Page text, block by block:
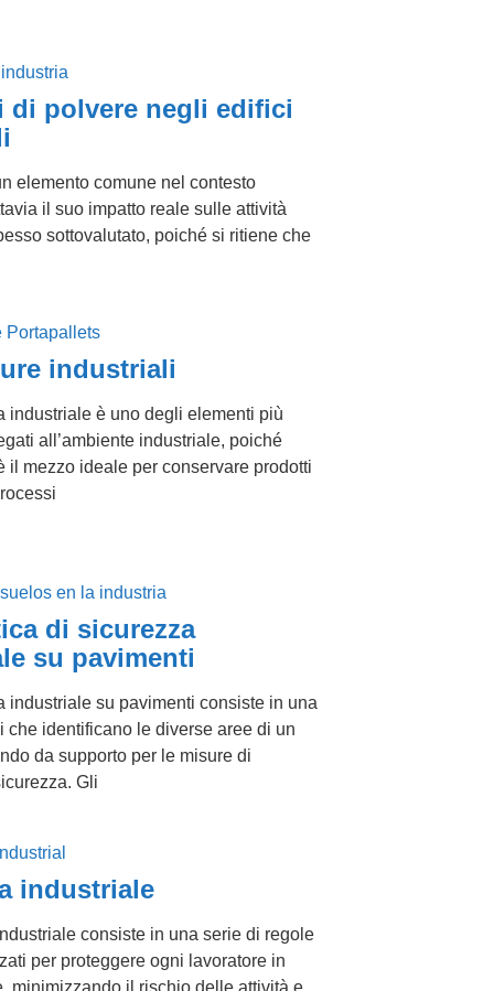
di polvere negli edifici
elemento comune nel contesto
il suo impatto reale sulle attività
sottovalutato, poiché si ritiene che
industriali
industriale è uno degli elementi più
all’ambiente industriale, poiché
il mezzo ideale per conservare prodotti
di sicurezza
su pavimenti
industriale su pavimenti consiste in una
che identificano le diverse aree di un
da supporto per le misure di
Gli
industriale
consiste in una serie di regole
per proteggere ogni lavoratore in
minimizzando il rischio delle attività e